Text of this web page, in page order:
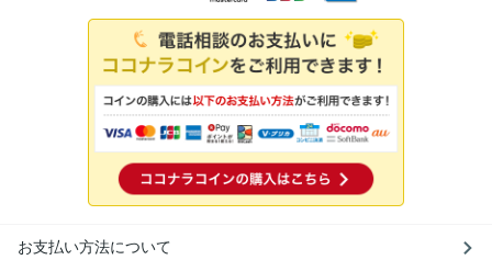
お支払い方法について